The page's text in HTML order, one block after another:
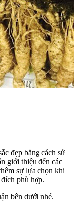
đẹp bằng cách sử
giới thiệu đến các
sự lựa chọn khi
phù hợp.
bên dưới nhé.